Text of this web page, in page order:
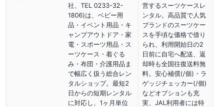
社、TEL 0233-32-
1806)は、ベビー用
品・イベント用品・キ
ャンプアウトドア・家
電・スポーツ用品・ス
ーツケース・着ぐる
み・布団・介護用品ま
で幅広く扱う総合レン
タルショップ。最短2
日からの短期レンタル
に対応し、1ヶ月単位
営するスーツケースレ
ンタル。高品質で人気
ブランドのスーツケー
スを手頃な価格で借り
られ、利用開始日の2
日前に自宅へ配送、返
却時も全国往復送料無
料。安心補償(/個)・ラ
ゲッジチェッカー(/個)
などオプションも充
実、JAL利用者には特